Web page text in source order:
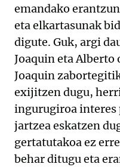
emandako
eta elkartasunak
digute. Guk, argi
Joaquin eta
Joaquin
exijitzen dugu,
ingurugiroa
jartzea eskatzen
gertatutakoa ez
behar ditugu eta